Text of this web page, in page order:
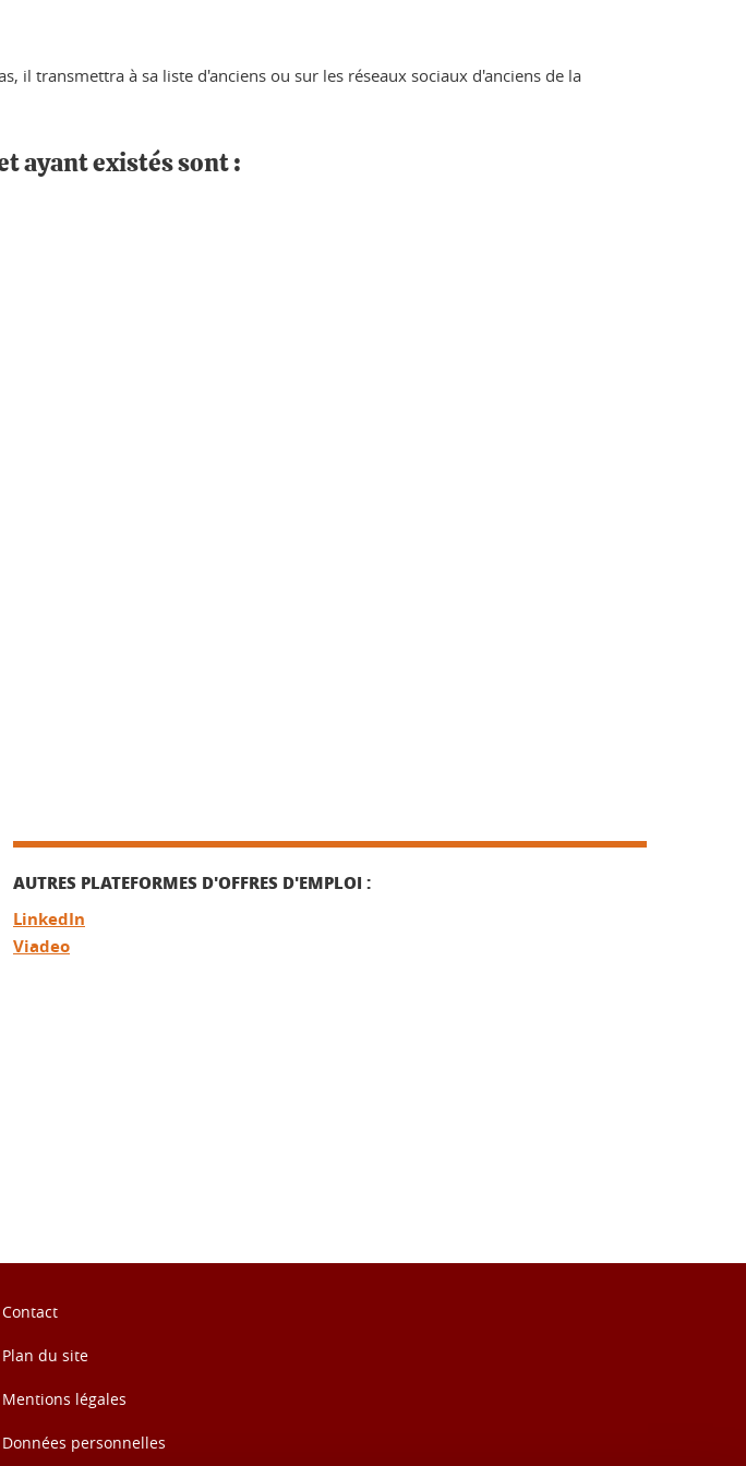
il transmettra à sa liste d'anciens ou sur les réseaux sociaux d'anciens de la
ayant existés sont :
AUTRES PLATEFORMES D'OFFRES D'EMPLOI :
LinkedIn
Viadeo
Contact
Plan du site
Mentions légales
Données personnelles